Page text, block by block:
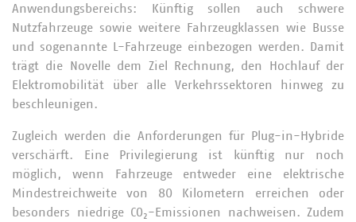
Anwendungsbereichs: Künftig sollen auch schwere
Nutzfahrzeuge sowie weitere Fahrzeugklassen wie Busse
und sogenannte L-Fahrzeuge einbezogen werden. Damit
trägt die Novelle dem Ziel Rechnung, den Hochlauf der
Elektromobilität über alle Verkehrssektoren hinweg zu
beschleunigen.
Zugleich werden die Anforderungen für Plug-in-Hybride
verschärft. Eine Privilegierung ist künftig nur noch
möglich, wenn Fahrzeuge entweder eine elektrische
Mindestreichweite von 80 Kilometern erreichen oder
besonders niedrige CO₂-Emissionen nachweisen. Zudem